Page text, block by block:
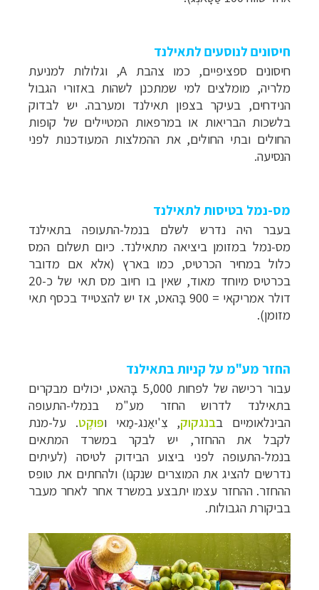
חיסונים לנוסעים לתאילנד
חיסונים ספציפיים, כמו צהבת A, וגלולות למניעת
מלריה, מומלצים למי שמתכנן לשהות באזורי הגבול
הנידחים, בעיקר בצפון תאילנד ומערבה. יש לבדוק
בלשכות הבריאות או במרפאות המטיילים של קופות
החולים ובתי החולים, את ההמלצות המעודכנות לפני
הנסיעה.
מס-נמל בטיסות לתאילנד
בעבר היה נדרש לשלם בנמל-התעופה בתאילנד
מס-נמל במזומן ביציאה מתאילנד. כיום תשלום המס
כלול במחיר הכרטיס, כמו בארץ (אלא אם מדובר
בכרטיס מיוחד מאוד, שאין בו חיוב מס תאי של כ-20
דולר אמריקאי = 900 בָּהאט, אז יש להצטייד בכסף תאי
מזומן).
החזר מע"מ על קניות בתאילנד
עבור רכישה של לפחות 5,000 בָּהאט, יכולים מבקרים
בתאילנד לדרוש החזר מע"מ בנמלי-התעופה
הבינלאומיים בבנגקוק, צִ'יאַנג-מַאי ופּוּקֶט. על-מנת
לקבל את ההחזר, יש לבקר במשרד המתאים
בנמל-התעופה לפני ביצוע הבידוק לטיסה (לעיתים
נדרשים להציג את המוצרים שנקנו) ולהחתים את טופס
ההחזר. ההחזר עצמו יתבצע במשרד אחר לאחר מעבר
בביקורת הגבולות.